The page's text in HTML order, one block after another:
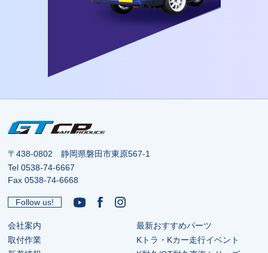
〒438-0802 静岡県磐田市東原567-1
Tel0538-74-6667
Fax 0538-74-6668
Follow us!
会社案内
取付作業
最新おすすめパーツ
Kトラ・Kカー走行イベント